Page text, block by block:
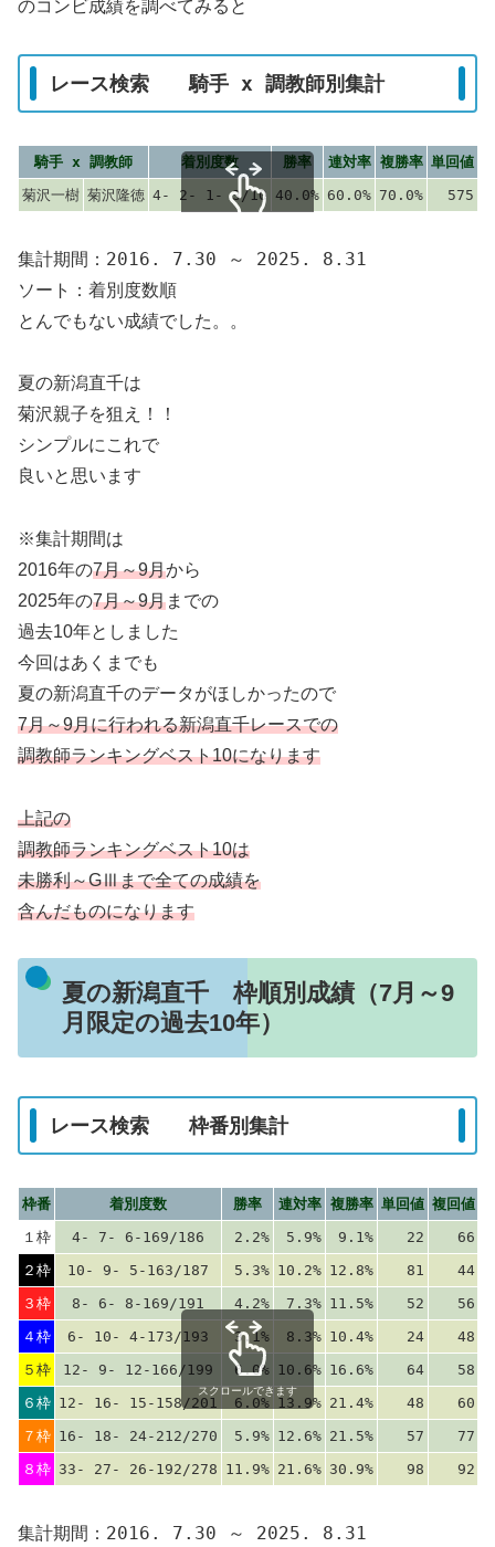
のコンビ成績を調べてみると
レース検索 騎手 x 調教師別集計
騎手 x 調教師 着別度数 勝率 連対率 複勝率 単回値
菊沢一樹 菊沢隆徳 4- 2- 1- 3/10 40.0% 60.0% 70.0% 575
集計期間：2016. 7.30 ～ 2025. 8.31
ソート：着別度数順
とんでもない成績でした。。
夏の新潟直千は
菊沢親子を狙え！！
シンプルにこれで
良いと思います
※集計期間は
2016年の7月～9月から
2025年の7月～9月までの
過去10年としました
今回はあくまでも
夏の新潟直千のデータがほしかったので
7月～9月に行われる新潟直千レースでの
調教師ランキングベスト10になります
上記の
調教師ランキングベスト10は
未勝利～GⅢまで全ての成績を
含んだものになります
夏の新潟直千 枠順別成績（7月～9
月限定の過去10年）
レース検索 枠番別集計
枠番 着別度数 勝率 連対率 複勝率 単回値 複回値
１枠
4- 7- 6-169/186 2.2% 5.9% 9.1% 22
66
２枠
10- 9- 5-163/187 5.3% 10.2% 12.8% 81
44
３枠
8- 6- 8-169/191 4.2% 7.3% 11.5% 52
56
４枠
6- 10- 4-173/193 3.1% 8.3% 10.4% 24
48
５枠
12- 9- 12-166/199 6.0% 10.6% 16.6% 64
58
６枠 12- 16- 15-158/201 6.0% 13.9% 21.4% 48
60
７枠 16- 18- 24-212/270 5.9% 12.6% 21.5% 57
77
８枠 33- 27- 26-192/278 11.9% 21.6% 30.9% 98 92
スクロールできます
集計期間：2016. 7.30 ～ 2025. 8.31